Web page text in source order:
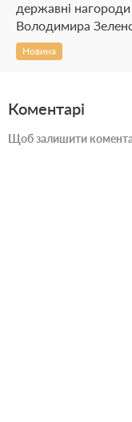
державні
Володимира
Новина
Коментарі
Щоб залишити